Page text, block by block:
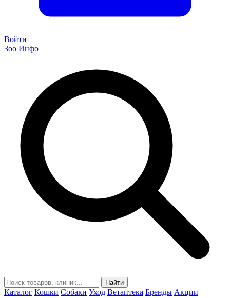
Войти
Зоо Инфо
Найти
Каталог Кошки Собаки Уход Ветаптека Бренды Акции